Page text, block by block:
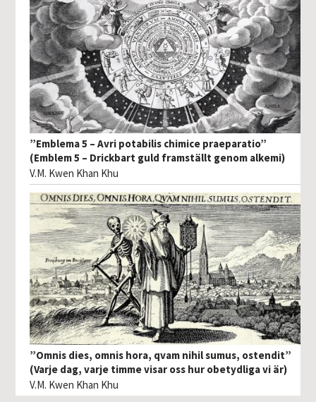
”Emblema 5 – Avri potabilis chimice praeparatio”
(Emblem 5 – Drickbart guld framställt genom alkemi)
V.M. Kwen Khan Khu
”Omnis dies, omnis hora, qvam nihil sumus, ostendit”
(Varje dag, varje timme visar oss hur obetydliga vi är)
V.M. Kwen Khan Khu